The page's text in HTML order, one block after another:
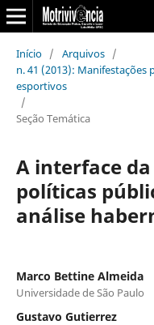
Início / Arquivos /
n. 41 (2013): Manifestações
esportivos
/
Seção Temática
A interface
políticas
análise
Marco Bettine Almeida
Universidade de São Paulo
Gustavo Gutierrez